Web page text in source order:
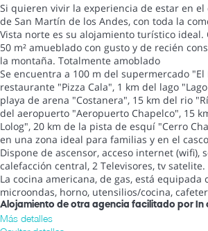
Si quieren vivir la experiencia de estar en
de San Martín de los Andes, con toda la
Vista norte es su alojamiento turístico
50 m² amueblado con gusto y de recién
la montaña. Totalmente amoblado
Se encuentra a 100 m del supermercado
restaurante "Pizza Cala", 1 km del lago
playa de arena "Costanera", 15 km del rio
del aeropuerto "Aeropuerto Chapelco", 15
Lolog", 20 km de la pista de esquí "Cerro
en una zona ideal para familias y en el
Dispone de ascensor, acceso internet (wifi),
calefacción central, 2 Televisores, tv satelite.
La cocina americana, de gas, está equipada
microondas, horno, utensilios/cocina,
Alojamiento de otra agencia facilitado por In
Más detalles